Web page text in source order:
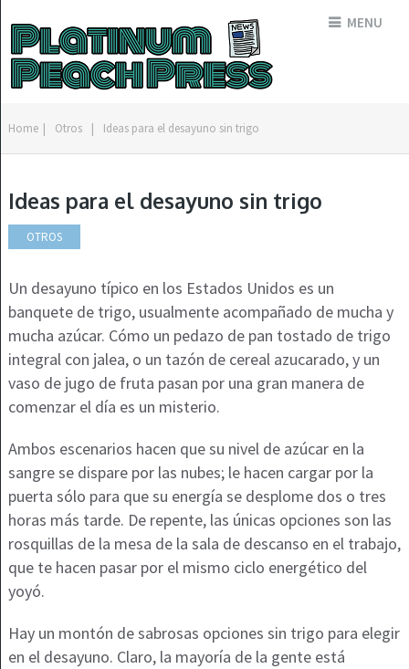
MENU
Home | Otros | Ideas para el desayuno sin trigo
Ideas para el desayuno sin trigo
OTROS
Un desayuno típico en los Estados Unidos es un
banquete de trigo, usualmente acompañado de mucha y
mucha azúcar. Cómo un pedazo de pan tostado de trigo
integral con jalea, o un tazón de cereal azucarado, y un
vaso de jugo de fruta pasan por una gran manera de
comenzar el día es un misterio.
Ambos escenarios hacen que su nivel de azúcar en la
sangre se dispare por las nubes; le hacen cargar por la
puerta sólo para que su energía se desplome dos o tres
horas más tarde. De repente, las únicas opciones son las
rosquillas de la mesa de la sala de descanso en el trabajo,
que te hacen pasar por el mismo ciclo energético del
yoyó.
Hay un montón de sabrosas opciones sin trigo para elegir
en el desayuno. Claro, la mayoría de la gente está